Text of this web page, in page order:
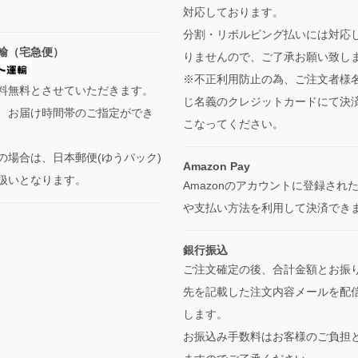
（宅急便）
無料とさせていただきます。
お届け時間帯のご指定ができ
場合は、日本郵便(ゆうパック)
いとなります。
対応しております。
分割・リボルビング払いには対応
りませんので、ご了承お願い致し
※不正利用防止の為、ご注文者様
じ名義のクレジットカードにて決
こなってください。
Amazon Pay
Amazonのアカウントに登録され
や支払い方法を利用して決済でき
銀行振込
ご注文確定の後、合計金額とお振
先を記載した注文内容メールを配
します。
お振込み手数料はお客様のご負担